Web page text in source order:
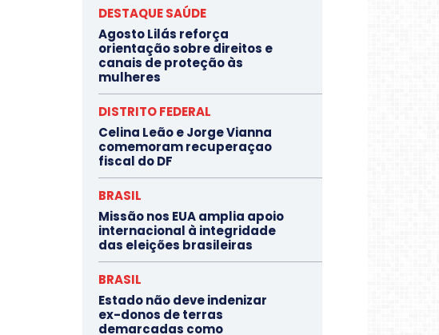
DESTAQUE SAÚDE
Agosto Lilás reforça
orientação sobre direitos e
canais de proteção às
mulheres
DISTRITO FEDERAL
Celina Leão e Jorge Vianna
comemoram recuperaçao
fiscal do DF
BRASIL
Missão nos EUA amplia apoio
internacional à integridade
das eleições brasileiras
BRASIL
Estado não deve indenizar
ex-donos de terras
demarcadas como